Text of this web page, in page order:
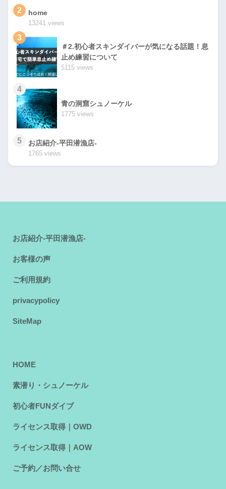
2 home
13241 views
3
＃2.初心者スキンダイバーが気になる話題！息
止め練習について
5115 views
4
青の洞窟シュノーケル
1775 views
5 お店紹介-平田潜漁店-
1765 views
お店紹介-平田潜漁店-
お客様の声
ご利用規約
privacypolicy
SiteMap
HOME
素潜り・シュノーケル
初心者FUNダイブ
ライセンス取得｜OWD
ライセンス取得｜AOW
ご予約／お問い合せ